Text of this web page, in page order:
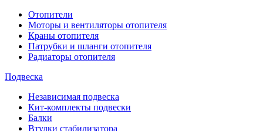
Отопители
Моторы и вентиляторы отопителя
Краны отопителя
Патрубки и шланги отопителя
Радиаторы отопителя
Подвеска
Независимая подвеска
Кит-комплекты подвески
Балки
Втулки стабилизатора